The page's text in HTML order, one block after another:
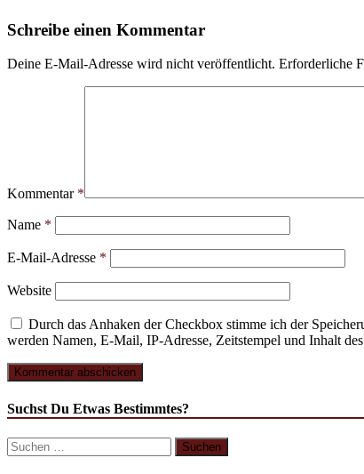
Schreibe einen Kommentar
Deine E-Mail-Adresse wird nicht veröffentlicht. Erforderliche
Kommentar *
Name *
E-Mail-Adresse *
Website
Durch das Anhaken der Checkbox stimme ich der
werden Namen, E-Mail, IP-Adresse, Zeitstempel und Inhalt
Suchst Du Etwas Bestimmtes?
Suchen
nach: